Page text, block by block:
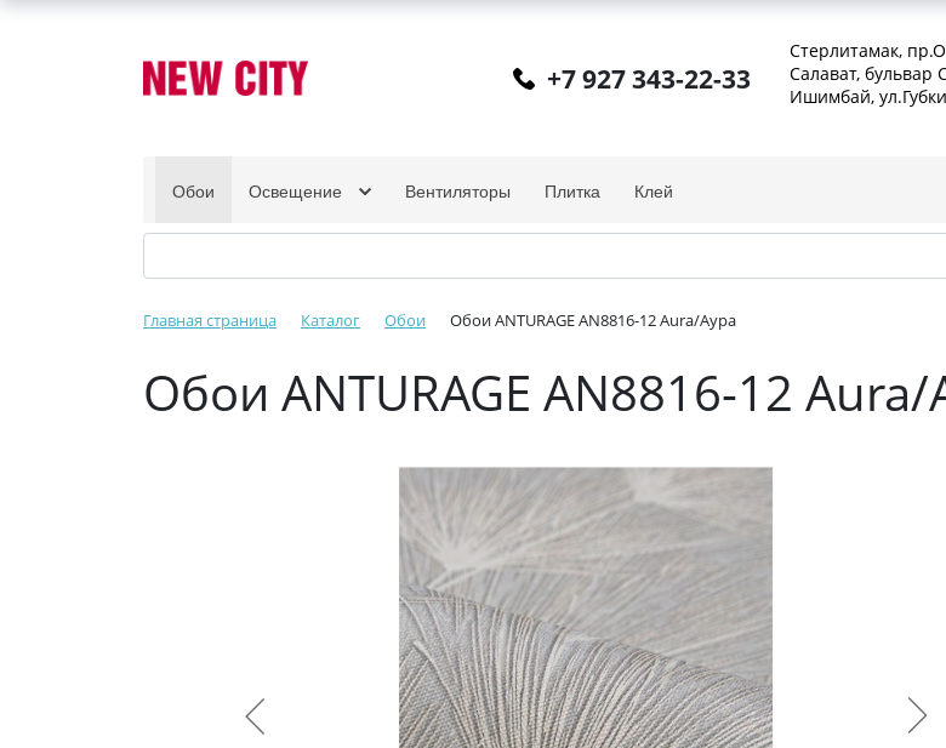
+7 927 343-22-33
Стерлитамак,
Салават, бульвар
Ишимбай,
Обои Освещение Вентиляторы Плитка Клей
Главная страница Каталог Обои Обои ANTURAGE AN8816-12 Aura/Аура
Обои ANTURAGE AN8816-12 Aura/